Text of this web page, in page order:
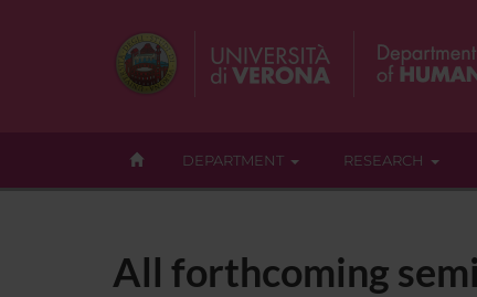
DEPARTMENT RESEARCH
All forthcoming